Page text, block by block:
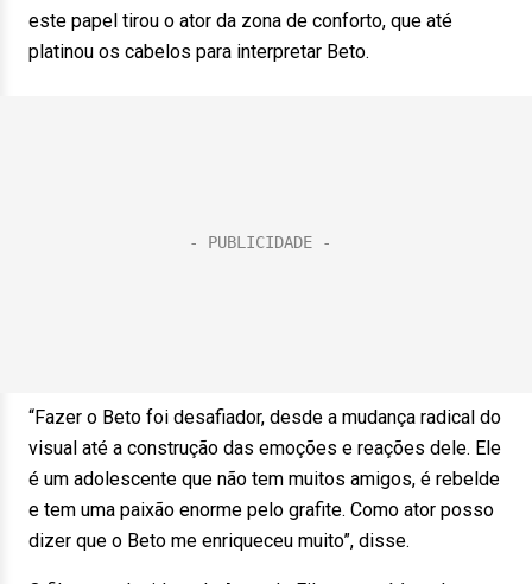
este papel tirou o ator da zona de conforto, que até
platinou os cabelos para interpretar Beto.
“Fazer o Beto foi desafiador, desde a mudança radical do
visual até a construção das emoções e reações dele. Ele
é um adolescente que não tem muitos amigos, é rebelde
e tem uma paixão enorme pelo grafite. Como ator posso
dizer que o Beto me enriqueceu muito”, disse.